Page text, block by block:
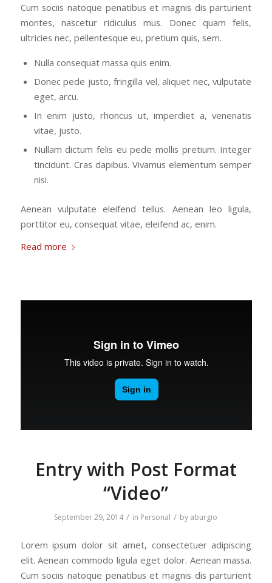
Cum sociis natoque penatibus et magnis dis parturient
montes, nascetur ridiculus mus. Donec quam felis,
ultricies nec, pellentesque eu, pretium quis, sem.
Nulla consequat massa quis enim.
Donec pede justo, fringilla vel, aliquet nec, vulputate
eget, arcu.
In enim justo, rhoncus ut, imperdiet a, venenatis
vitae, justo.
Nullam dictum felis eu pede mollis pretium. Integer
tincidunt. Cras dapibus. Vivamus elementum semper
nisi.
Aenean vulputate eleifend tellus. Aenean leo ligula,
porttitor eu, consequat vitae, eleifend ac, enim.
Read more
Entry with Post Format
“Video”
September 29, 2014 / in Personal / by aburgio
Lorem ipsum dolor sit amet, consectetuer adipiscing
elit. Aenean commodo ligula eget dolor. Aenean massa.
Cum sociis natoque penatibus et magnis dis parturient